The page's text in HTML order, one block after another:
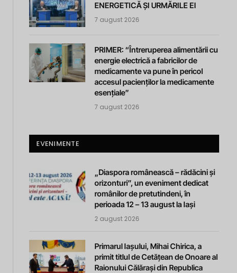
ENERGETICĂ ȘI URMĂRILE EI
7 august 2026
PRIMER: “Întreruperea alimentării cu
energie electrică a fabricilor de
medicamente va pune în pericol
accesul pacienților la medicamente
esențiale”
7 august 2026
EVENIMENTE
„Diaspora românească – rădăcini și
orizonturi”, un eveniment dedicat
românilor de pretutindeni, în
perioada 12 – 13 august la Iași
2 august 2026
Primarul Iașului, Mihai Chirica, a
primit titlul de Cetățean de Onoare al
Raionului Călărași din Republica